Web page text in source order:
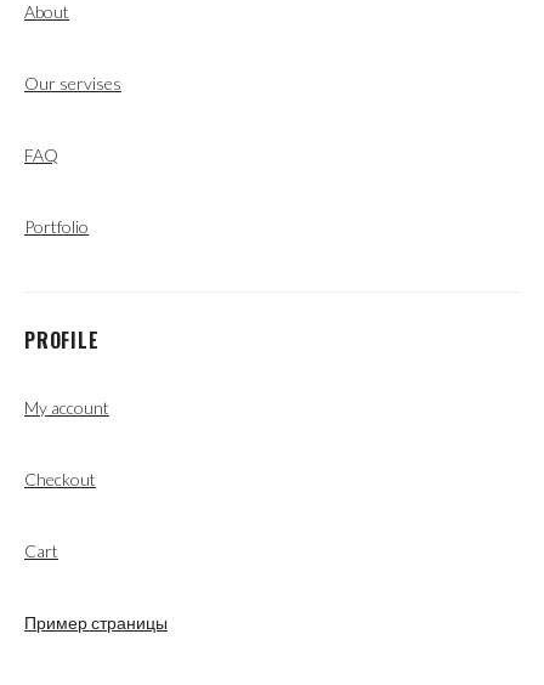
About
Our servises
FAQ
Portfolio
PROFILE
My account
Checkout
Cart
Пример страницы